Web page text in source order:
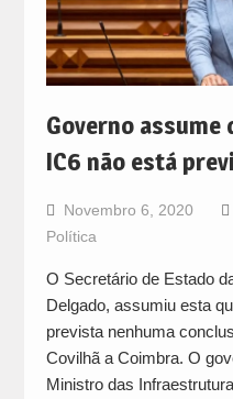
Governo assume
IC6 não está
Novembro 6, 2020
Política
O Secretário de Estado
Delgado, assumiu esta
prevista nenhuma
Covilhã a Coimbra. O
Ministro das